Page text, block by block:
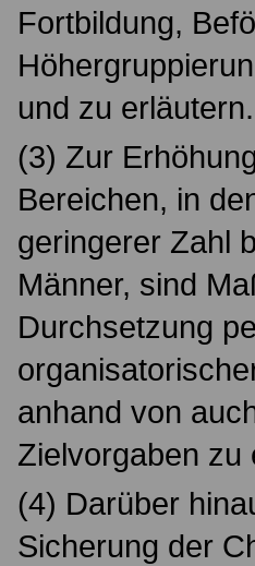
Fortbildung,
und zu erläutern.
(3) Zur
Bereichen, in
geringerer Zahl
Männer, sind
Durchsetzung
anhand von
Zielvorgaben zu
(4) Darüber
Sicherung der